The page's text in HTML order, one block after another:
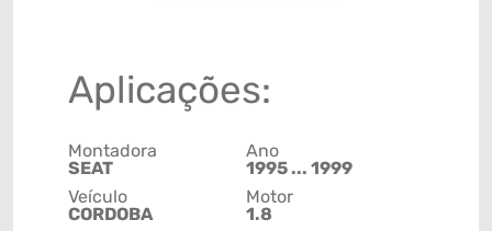
Aplicações:
Montadora
SEAT
Veículo
CORDOBA
Ano
1995 ... 1999
Motor
1.8